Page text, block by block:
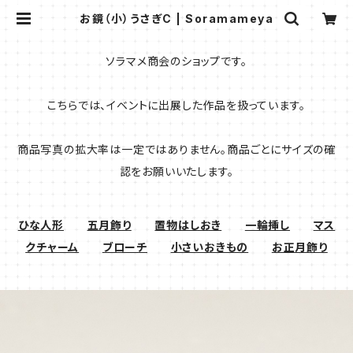
お鏡（小）うさぎC | Soramameya
ソラマメ商会のショップです。
こちらでは、イベントに出展した作品を扱っています。
商品写真の拡大率は一定ではありません。商品ごとにサイズの確
認をお願いいたします。
ひな人形 五月飾り 置物はしおき 一輪挿し
マス
クチャーム
ブローチ 小さいおきもの お正月飾り